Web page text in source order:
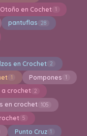
Otoño en Cochet 1
pantuflas 28
en Crochet 2
1 Pompones 1
a crochet 2
en crochet 105
5
Punto Cruz 1